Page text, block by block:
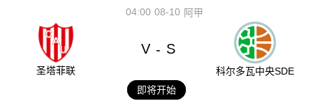
08-10
04:00 阿甲
圣塔菲联
V - S
科尔多瓦中央SDE
即将开始